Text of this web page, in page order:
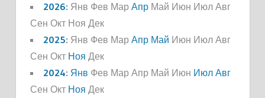
2026: Янв Фев Мар Апр Май Июн Июл Авг
Сен Окт Ноя Дек
2025: Янв Фев Мар Апр Май Июн Июл Авг
Сен Окт Ноя Дек
2024: Янв Фев Мар Апр Май Июн Июл Авг
Сен Окт Ноя Дек